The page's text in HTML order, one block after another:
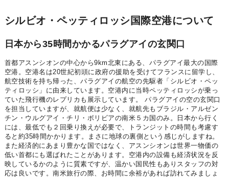
シルビオ・ペッティロッシ国際空港について
日本から35時間かかるパラグアイの玄関口
首都アスンシオンの中心から9km北東にある、パラグアイ最大の国際
空港。空港名は20世紀初頭に政府の援助を受けてフランスに留学し、
航空技術を持ち帰った、パラグアイの航空の先駆者「シルビオ・ペッ
ティロッシ」に由来しています。空港内に当時ペッティロッシが乗っ
ていた飛行機のレプリカも展示しています。 パラグアイの空の玄関口
を担当していますが、就航便は少なく、就航先もブラジル・アルゼン
チン・ウルグアイ・チリ・ボリビアの南米５カ国のみ。日本から行く
には、最低でも２回乗り換えが必要で、トランジットの時間も考慮す
ると約35時間かかります。まさに地球の裏側という感じがしますね。
また経済的にあまり豊かな国ではなく、アスンシオンは世界一物価の
低い首都にも選ばれたことがあります。空港内の設備も経済状況を反
映しているかのように質素ですが、温かい国民性もありスタッフの対
応は良いです。南米旅行の際、お時間に余裕があれば訪れてみましょ